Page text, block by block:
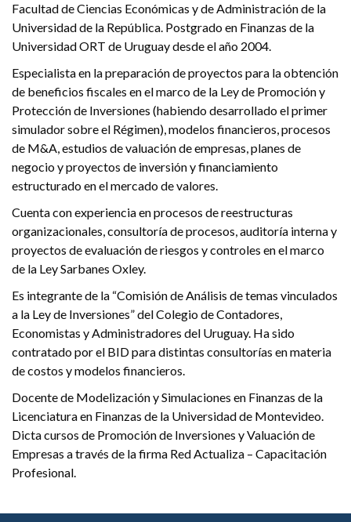
Facultad de Ciencias Económicas y de Administración de la
Universidad de la República. Postgrado en Finanzas de la
Universidad ORT de Uruguay desde el año 2004.
Especialista en la preparación de proyectos para la obtención
de beneficios fiscales en el marco de la Ley de Promoción y
Protección de Inversiones (habiendo desarrollado el primer
simulador sobre el Régimen), modelos financieros, procesos
de M&A, estudios de valuación de empresas, planes de
negocio y proyectos de inversión y financiamiento
estructurado en el mercado de valores.
Cuenta con experiencia en procesos de reestructuras
organizacionales, consultoría de procesos, auditoría interna y
proyectos de evaluación de riesgos y controles en el marco
de la Ley Sarbanes Oxley.
Es integrante de la “Comisión de Análisis de temas vinculados
a la Ley de Inversiones” del Colegio de Contadores,
Economistas y Administradores del Uruguay. Ha sido
contratado por el BID para distintas consultorías en materia
de costos y modelos financieros.
Docente de Modelización y Simulaciones en Finanzas de la
Licenciatura en Finanzas de la Universidad de Montevideo.
Dicta cursos de Promoción de Inversiones y Valuación de
Empresas a través de la firma Red Actualiza – Capacitación
Profesional.